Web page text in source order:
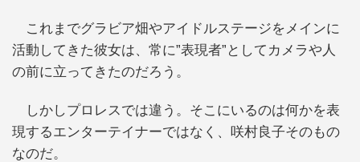
これまでグラビア畑やアイドルステージをメインに
活動してきた彼女は、常に”表現者”としてカメラや人
の前に立ってきたのだろう。
しかしプロレスでは違う。そこにいるのは何かを表
現するエンターテイナーではなく、咲村良子そのもの
なのだ。